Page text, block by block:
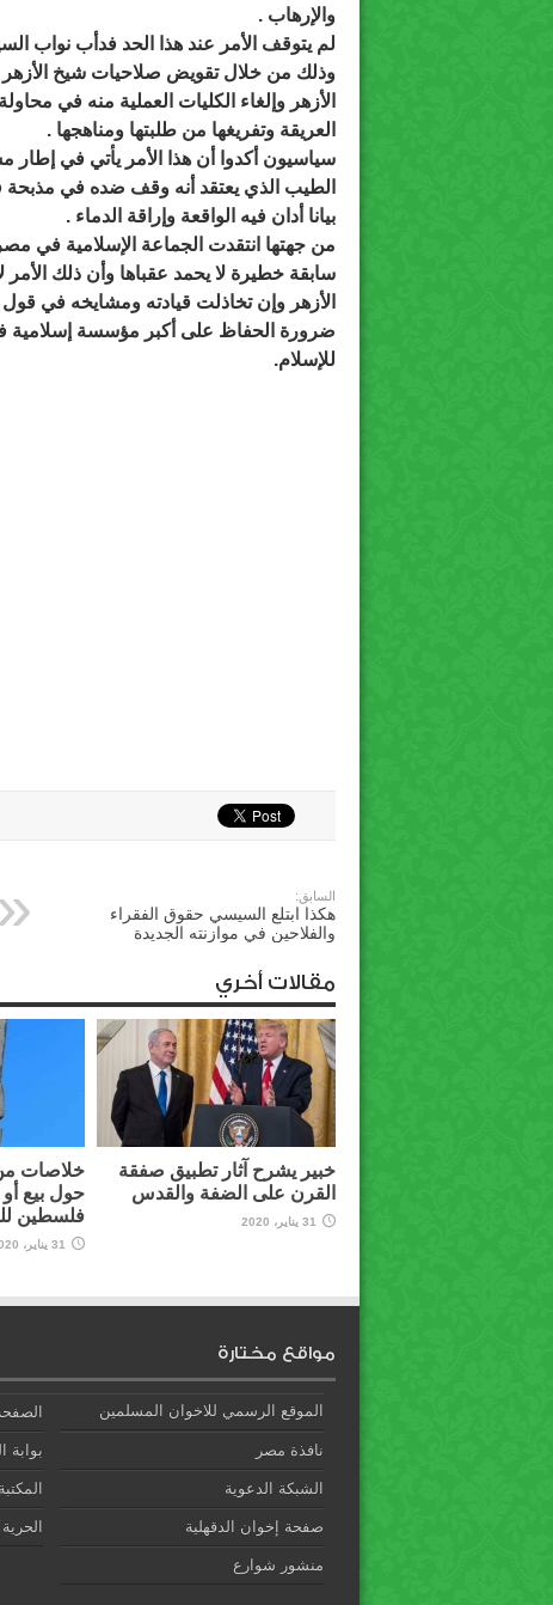
والإرهاب .
لم يتوقف الأمر عند هذا الحد فدأب نواب
وذلك من خلال تقويض صلاحيات شيخ الأزهر
الأزهر وإلغاء الكليات العملية منه في
العريقة وتفريغها من طلبتها ومناهجها .
سياسيون أكدوا أن هذا الأمر يأتي في
الطيب الذي يعتقد أنه وقف ضده في مذبحة
بيانا أدان فيه الواقعة وإراقة الدماء .
من جهتها انتقدت الجماعة الإسلامية في
سابقة خطيرة لا يحمد عقباها وأن ذلك الأمر
الأزهر وإن تخاذلت قيادته ومشايخه في
ضرورة الحفاظ على أكبر مؤسسة إسلامية
للإسلام.
السابق:
هكذا ابتلع السيسي حقوق الفقراء
والفلاحين في موازنته الجديدة
مقالات أخري
خبير يشرح آثار تطبيق صفقة
القرن على الضفة والقدس
31 يناير، 2020
خلاصات من
حول بيع
فلسطين
31 يناير، 2020
مواقع مختارة
الموقع الرسمي للاخوان المسلمين
نافذة مصر بوابة
الشبكة الدعوية
صفحة إخوان الدقهلية
منشور شوارع